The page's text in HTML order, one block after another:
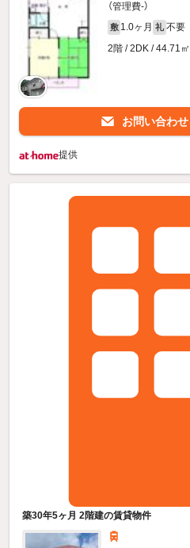
（管理費-）
敷 1.0ヶ月 礼 不要
2階 / 2DK / 44.71㎡
お問い合わせ
提供
築30年5ヶ月 2階建の賃貸物件